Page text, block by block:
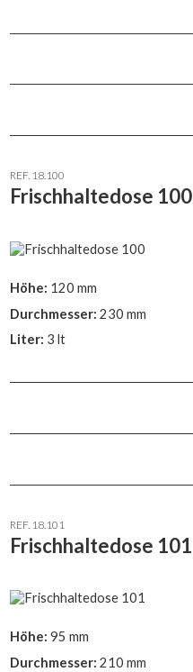
REF. 18.100
Frischhaltedose 100
Höhe: 120 mm
Durchmesser: 230 mm
Liter: 3 lt
REF. 18.101
Frischhaltedose 101
Höhe: 95 mm
Durchmesser: 210 mm